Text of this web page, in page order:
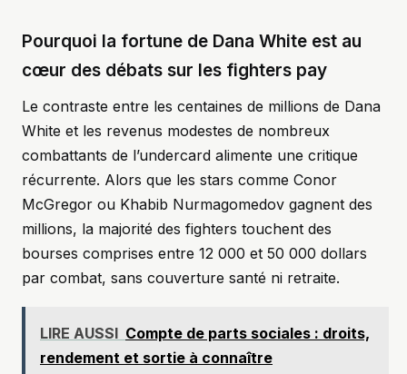
Pourquoi la fortune de Dana White est au
cœur des débats sur les fighters pay
Le contraste entre les centaines de millions de Dana
White et les revenus modestes de nombreux
combattants de l’undercard alimente une critique
récurrente. Alors que les stars comme Conor
McGregor ou Khabib Nurmagomedov gagnent des
millions, la majorité des fighters touchent des
bourses comprises entre 12 000 et 50 000 dollars
par combat, sans couverture santé ni retraite.
LIRE AUSSI Compte de parts sociales : droits,
rendement et sortie à connaître